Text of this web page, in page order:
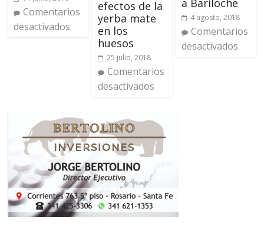
Comentarios
desactivados
efectos de la
yerba mate
en los
huesos
25 julio, 2018
Comentarios
desactivados
4 agosto, 2018
Comentarios
desactivados